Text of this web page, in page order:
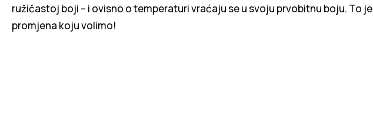
ružičastoj boji – i ovisno o temperaturi vraćaju se u svoju prvobitnu boju. To je
promjena koju volimo!